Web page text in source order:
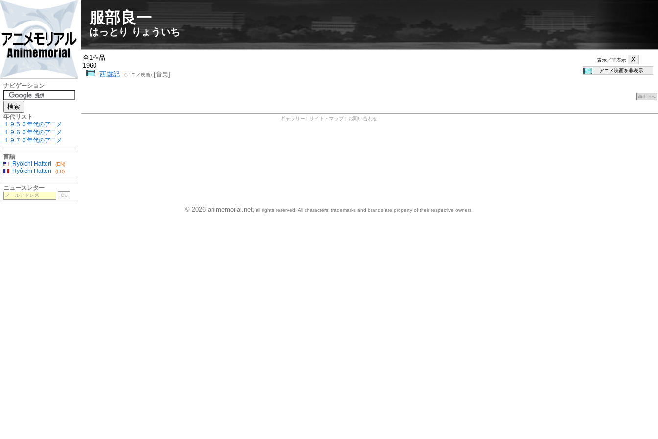
服部良一
はっとり りょういち
表示／非表示
全1作品
1960
西遊記 (アニメ映画)[音楽]
画面上へ
ギャラリー サイト・マップ お問い合わせ
ナビゲーション
年代リスト
１９５０年代のアニメ
１９６０年代のアニメ
１９７０年代のアニメ
言語
Ryôichi Hattori
(EN)
Ryôichi Hattori (FR)
ニュースレター
© 2026 animemorial.net , all rights reserved. All characters, trademarks and brands are property of their respective owners.